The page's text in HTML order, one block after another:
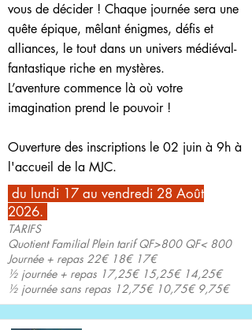
vous de décider ! Chaque journée sera une
quête épique, mêlant énigmes, défis et
alliances, le tout dans un univers médiéval-
fantastique riche en mystères.
L’aventure commence là où votre
imagination prend le pouvoir !
Ouverture des inscriptions le 02 juin à 9h à
l'accueil de la MJC.
du lundi 17 au vendredi 28 Août
2026.
TARIFS
Quotient Familial Plein tarif QF>800 QF< 800
Journée + repas 22€ 18€ 17€
½ journée + repas 17,25€ 15,25€ 14,25€
½ journée sans repas 12,75€ 10,75€ 9,75€